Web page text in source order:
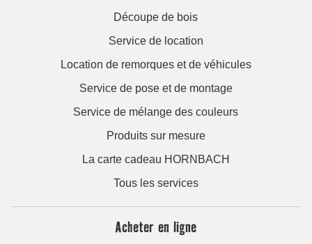
Découpe de bois
Service de location
Location de remorques et de véhicules
Service de pose et de montage
Service de mélange des couleurs
Produits sur mesure
La carte cadeau HORNBACH
Tous les services
Acheter en ligne